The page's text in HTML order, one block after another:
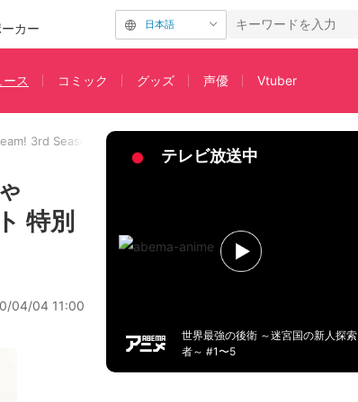
カー 日本語
ス コミック グッズ 声優 Vtuber
3rd Season」キャスト 特別視聴感想文
特別
04/04 11:00
テレビ放送中
世界最強の後衛 ～迷宮国の新人探索
者～ #1〜5